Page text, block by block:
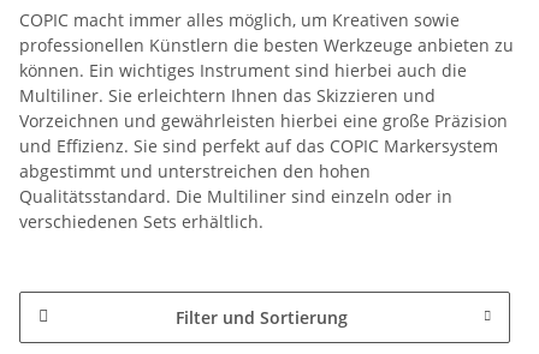
COPIC macht immer alles möglich, um Kreativen sowie
professionellen Künstlern die besten Werkzeuge anbieten zu
können. Ein wichtiges Instrument sind hierbei auch die
Multiliner. Sie erleichtern Ihnen das Skizzieren und
Vorzeichnen und gewährleisten hierbei eine große Präzision
und Effizienz. Sie sind perfekt auf das COPIC Markersystem
abgestimmt und unterstreichen den hohen
Qualitätsstandard. Die Multiliner sind einzeln oder in
verschiedenen Sets erhältlich.
Filter und Sortierung